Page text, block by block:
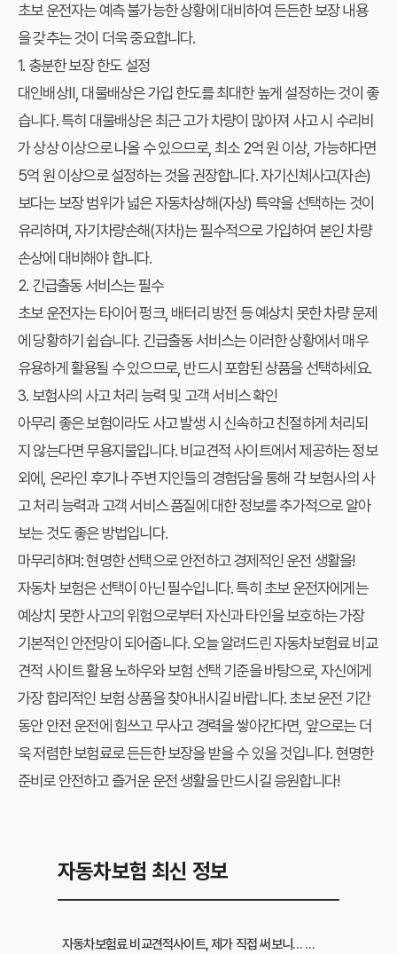
초보 운전자는 예측 불가능한 상황에 대비하여 든든한 보장 내용
을 갖추는 것이 더욱 중요합니다.
1. 충분한 보장 한도 설정
대인배상Ⅱ, 대물배상은 가입 한도를 최대한 높게 설정하는 것이 좋
습니다. 특히 대물배상은 최근 고가 차량이 많아져 사고 시 수리비
가 상상 이상으로 나올 수 있으므로, 최소 2억 원 이상, 가능하다면
5억 원 이상으로 설정하는 것을 권장합니다. 자기신체사고(자손)
보다는 보장 범위가 넓은 자동차상해(자상) 특약을 선택하는 것이
유리하며, 자기차량손해(자차)는 필수적으로 가입하여 본인 차량
손상에 대비해야 합니다.
2. 긴급출동 서비스는 필수
초보 운전자는 타이어 펑크, 배터리 방전 등 예상치 못한 차량 문제
에 당황하기 쉽습니다. 긴급출동 서비스는 이러한 상황에서 매우
유용하게 활용될 수 있으므로, 반드시 포함된 상품을 선택하세요.
3. 보험사의 사고 처리 능력 및 고객 서비스 확인
아무리 좋은 보험이라도 사고 발생 시 신속하고 친절하게 처리되
지 않는다면 무용지물입니다. 비교견적 사이트에서 제공하는 정보
외에, 온라인 후기나 주변 지인들의 경험담을 통해 각 보험사의 사
고 처리 능력과 고객 서비스 품질에 대한 정보를 추가적으로 알아
보는 것도 좋은 방법입니다.
마무리하며: 현명한 선택으로 안전하고 경제적인 운전 생활을!
자동차 보험은 선택이 아닌 필수입니다. 특히 초보 운전자에게는
예상치 못한 사고의 위험으로부터 자신과 타인을 보호하는 가장
기본적인 안전망이 되어줍니다. 오늘 알려드린자동차보험료 비교
견적 사이트활용 노하우와 보험 선택 기준을 바탕으로, 자신에게
가장 합리적인 보험 상품을 찾아내시길 바랍니다. 초보 운전 기간
동안 안전 운전에 힘쓰고 무사고 경력을 쌓아간다면, 앞으로는 더
욱 저렴한 보험료로 든든한 보장을 받을 수 있을 것입니다. 현명한
준비로 안전하고 즐거운 운전 생활을 만드시길 응원합니다!
자동차보험 최신 정보
자동차보험료 비교견적사이트, 제가 직접 써보니… 갱신 전 꼭 알아야 할 것들